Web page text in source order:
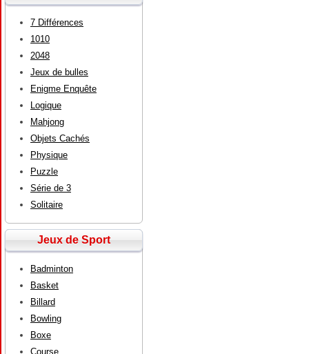
7 Différences
1010
2048
Jeux de bulles
Enigme Enquête
Logique
Mahjong
Objets Cachés
Physique
Puzzle
Série de 3
Solitaire
Jeux de Sport
Badminton
Basket
Billard
Bowling
Boxe
Course